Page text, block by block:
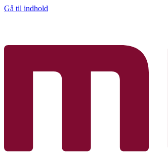
Gå til indhold